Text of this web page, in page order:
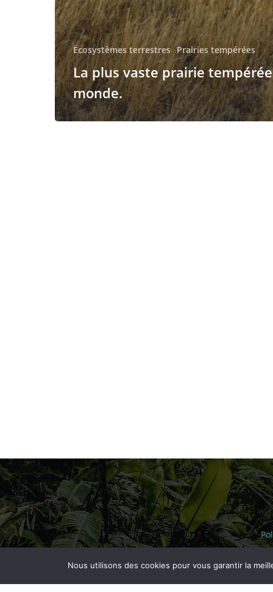
Écosystèmes terrestres Prairies tempérées
La plus vaste prairie
monde.
Nous utilisons des cookies pour vous garantir la